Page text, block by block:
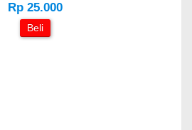
Rp 25.000
Beli